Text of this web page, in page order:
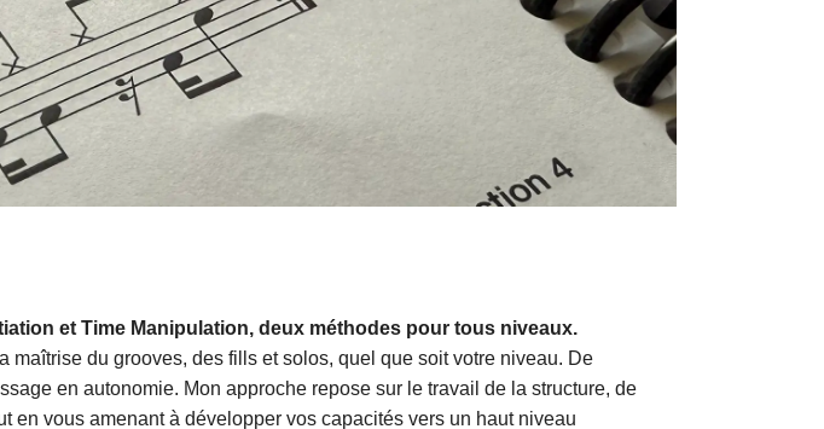
et Time Manipulation, deux méthodes pour tous niveaux.
du grooves, des fills et solos, quel que soit votre niveau. De
en autonomie. Mon approche repose sur le travail de la structure, de
en vous amenant à développer vos capacités vers un haut niveau